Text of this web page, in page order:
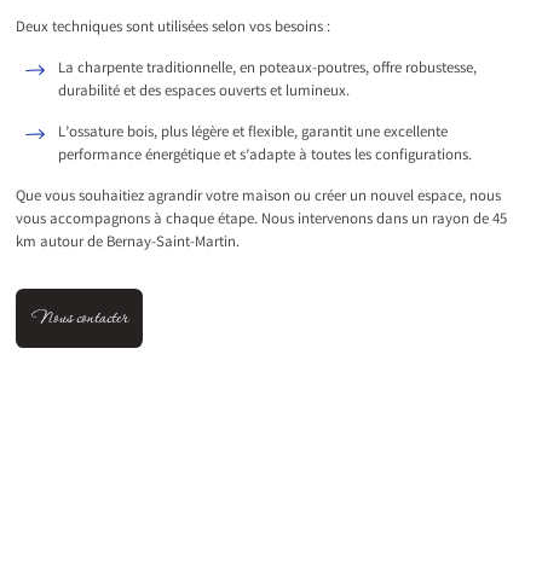
Deux techniques sont utilisées selon vos besoins :
La charpente traditionnelle, en poteaux-poutres, offre robustesse,
durabilité et des espaces ouverts et lumineux.
L’ossature bois, plus légère et flexible, garantit une excellente
performance énergétique et s’adapte à toutes les configurations.
Que vous souhaitiez agrandir votre maison ou créer un nouvel espace, nous
vous accompagnons à chaque étape. Nous intervenons dans un rayon de 45
km autour de Bernay-Saint-Martin.
Nous contacter